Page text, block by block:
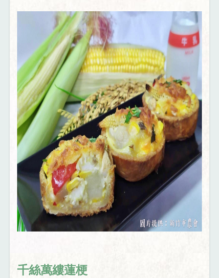
千絲萬縷蓮梗